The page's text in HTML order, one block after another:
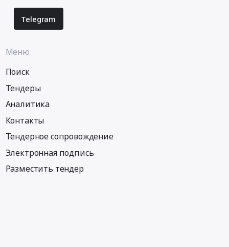
Telegram
Меню
Поиск
Тендеры
Аналитика
Контакты
Тендерное сопровождение
Электронная подпись
Разместить тендер